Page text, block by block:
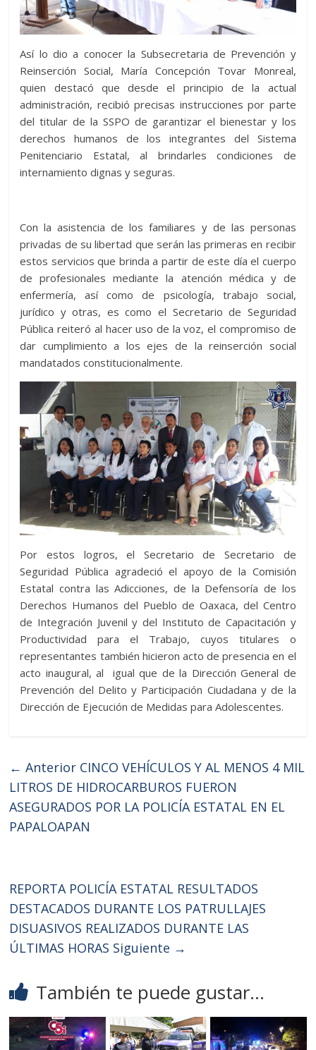
Así lo dio a conocer la Subsecretaria de Prevención y
Reinserción Social, María Concepción Tovar Monreal,
quien destacó que desde el principio de la actual
administración, recibió precisas instrucciones por parte
del titular de la SSPO de garantizar el bienestar y los
derechos humanos de los integrantes del Sistema
Penitenciario Estatal, al brindarles condiciones de
internamiento dignas y seguras.
Con la asistencia de los familiares y de las personas
privadas de su libertad que serán las primeras en recibir
estos servicios que brinda a partir de este día el cuerpo
de profesionales mediante la atención médica y de
enfermería, así como de psicología, trabajo social,
jurídico y otras, es como el Secretario de Seguridad
Pública reiteró al hacer uso de la voz, el compromiso de
dar cumplimiento a los ejes de la reinserción social
mandatados constitucionalmente.
Por estos logros, el Secretario de Secretario de
Seguridad Pública agradeció el apoyo de la Comisión
Estatal contra las Adicciones, de la Defensoría de los
Derechos Humanos del Pueblo de Oaxaca, del Centro
de Integración Juvenil y del Instituto de Capacitación y
Productividad para el Trabajo, cuyos titulares o
representantes también hicieron acto de presencia en el
acto inaugural, al igual que de la Dirección General de
Prevención del Delito y Participación Ciudadana y de la
Dirección de Ejecución de Medidas para Adolescentes.
← Anterior CINCO VEHÍCULOS Y AL MENOS 4 MIL
LITROS DE HIDROCARBUROS FUERON
ASEGURADOS POR LA POLICÍA ESTATAL EN EL
PAPALOAPAN
REPORTA POLICÍA ESTATAL RESULTADOS
DESTACADOS DURANTE LOS PATRULLAJES
DISUASIVOS REALIZADOS DURANTE LAS
ÚLTIMAS HORAS Siguiente →
También te puede gustar...